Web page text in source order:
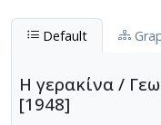
Default
Η γερακίνα /
[1948]